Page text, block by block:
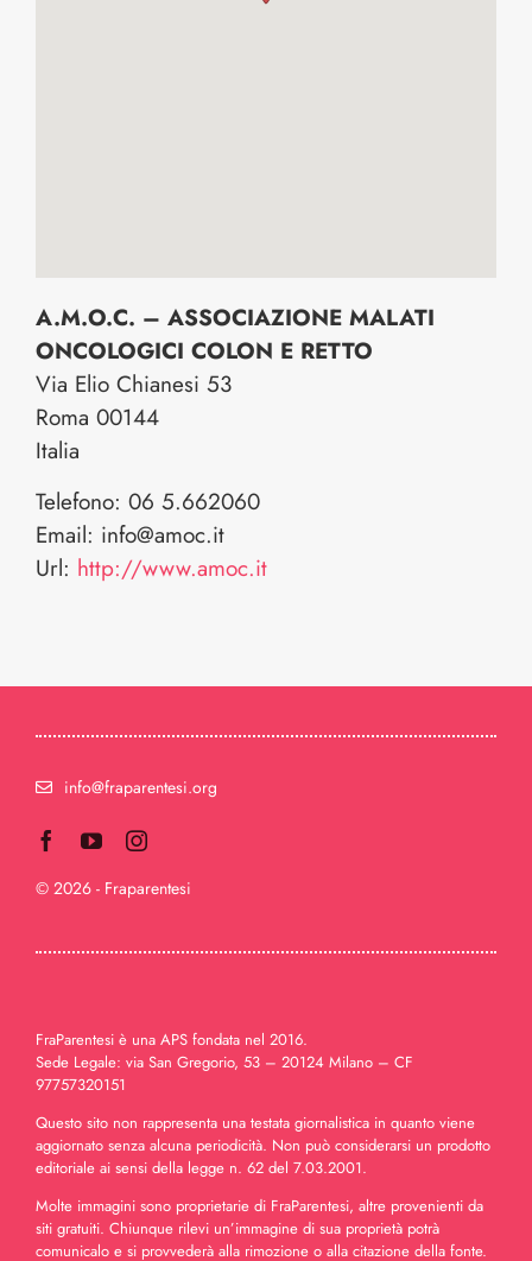
A.M.O.C. – ASSOCIAZIONE MALATI
ONCOLOGICI COLON E RETTO
Via Elio Chianesi 53
Roma 00144
Italia
Telefono: 06 5.662060
Email: info@amoc.it
Url: http://www.amoc.it
info@fraparentesi.org
© 2026 - Fraparentesi
FraParentesi è una APS fondata nel 2016.
Sede Legale: via San Gregorio, 53 – 20124 Milano – CF
97757320151
Questo sito non rappresenta una testata giornalistica in quanto viene
aggiornato senza alcuna periodicità. Non può considerarsi un prodotto
editoriale ai sensi della legge n. 62 del 7.03.2001.
Molte immagini sono proprietarie di FraParentesi, altre provenienti da
siti gratuiti. Chiunque rilevi un’immagine di sua proprietà potrà
comunicalo e si provvederà alla rimozione o alla citazione della fonte.